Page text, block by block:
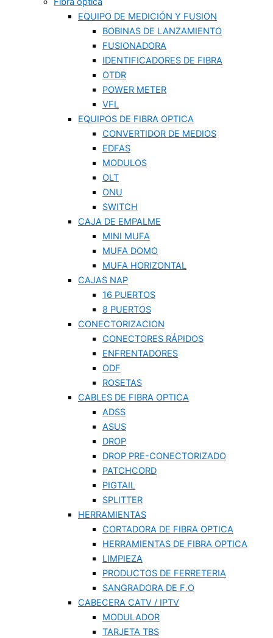
EQUIPO DE MEDICIÓN Y FUSION
BOBINAS DE LANZAMIENTO
FUSIONADORA
IDENTIFICADORES DE FIBRA
OTDR
POWER METER
VFL
EQUIPOS DE FIBRA OPTICA
CONVERTIDOR DE MEDIOS
EDFAS
MODULOS
OLT
ONU
SWITCH
CAJA DE EMPALME
MINI MUFA
MUFA DOMO
MUFA HORIZONTAL
CAJAS NAP
16 PUERTOS
8 PUERTOS
CONECTORIZACION
CONECTORES RÁPIDOS
ENFRENTADORES
ODF
ROSETAS
CABLES DE FIBRA OPTICA
ADSS
ASUS
DROP
DROP PRE-CONECTORIZADO
PATCHCORD
PIGTAIL
SPLITTER
HERRAMIENTAS
CORTADORA DE FIBRA OPTICA
HERRAMIENTAS DE FIBRA OPTICA
LIMPIEZA
PRODUCTOS DE FERRETERIA
SANGRADORA DE F.O
CABECERA CATV / IPTV
MODULADOR
TARJETA TBS